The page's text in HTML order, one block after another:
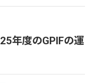
年度のGPIFの運